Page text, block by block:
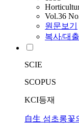
Vol.36
원문보기
복사/대
SCIE
SCOPUS
KCI등재
自生 섬초롱꽃